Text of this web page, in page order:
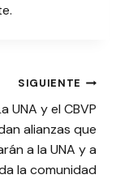
SIGUIENTE
UNA y el CBVP
alianzas que
a la UNA y a
la comunidad